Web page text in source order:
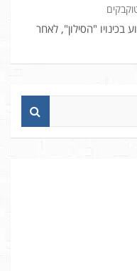
הידוע בכינויו "הסילון", לאחר